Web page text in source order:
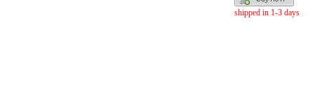
shipped in 1-3 days